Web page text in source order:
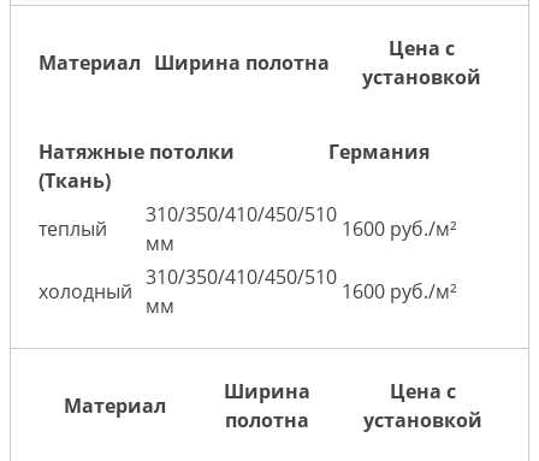
Материал Ширина полотна
Цена с
установкой
Натяжные потолки
Германия
(Ткань)
теплый
310/350/410/450/510
мм
1600 руб./м²
холодный
310/350/410/450/510
мм
1600 руб./м²
Материал
Ширина
полотна
Цена с
установкой